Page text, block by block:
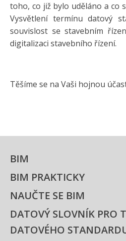
toho, co již bylo uděláno a co
Vysvětlení termínu datový
souvislost se stavebním
digitalizaci stavebního řízení.
Těšíme se na Vaši hojnou
BIM
BIM PRAKTICKY
NAUČTE SE BIM
DATOVÝ SLOVNÍK PRO
DATOVÉHO